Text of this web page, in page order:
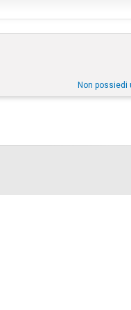
Non possiedi